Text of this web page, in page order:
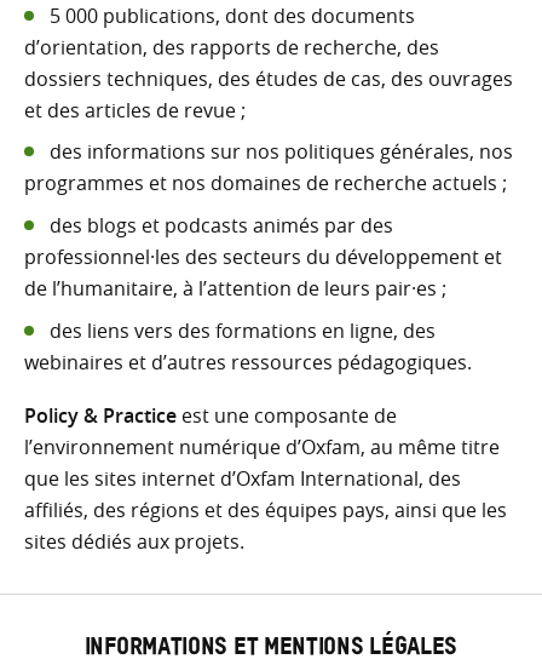
5 000 publications, dont des documents
d’orientation, des rapports de recherche, des
dossiers techniques, des études de cas, des ouvrages
et des articles de revue ;
des informations sur nos politiques générales, nos
programmes et nos domaines de recherche actuels ;
des blogs et podcasts animés par des
professionnel·les des secteurs du développement et
de l’humanitaire, à l’attention de leurs pair·es ;
des liens vers des formations en ligne, des
webinaires et d’autres ressources pédagogiques.
Policy & Practice est une composante de
l’environnement numérique d’Oxfam, au même titre
que les sites internet d’Oxfam International, des
affiliés, des régions et des équipes pays, ainsi que les
sites dédiés aux projets.
INFORMATIONS ET MENTIONS LÉGALES